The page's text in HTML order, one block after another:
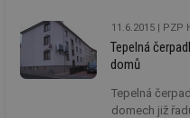
11.6.2015 PZP
Tepelná
domů
Tepelná
domech již